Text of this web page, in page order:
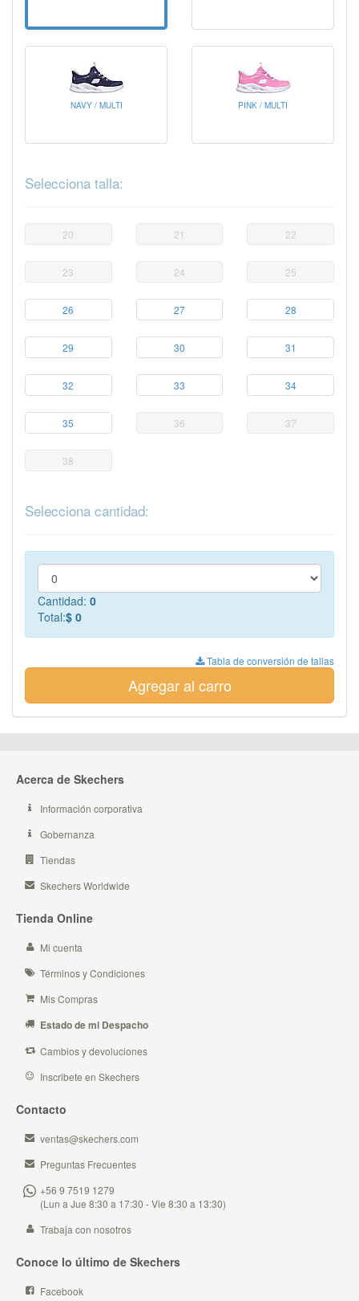
NAVY / MULTI PINK / MULTI
Selecciona talla:
20 21 22
23 24 25
26 27 28
29 30 31
32 33 34
35 36 37
38
Selecciona cantidad:
Cantidad: 0
Total:$ 0
Tabla de conversión de tallas
Agregar al carro
Acerca de Skechers
Información corporativa
Gobernanza
Tiendas
Skechers Worldwide
Tienda Online
Mi cuenta
Términos y Condiciones
Mis Compras
Estado de mi Despacho
Cambios y devoluciones
Inscribete en Skechers
Contacto
ventas@skechers.com
Preguntas Frecuentes
+56 9 7519 1279
(Lun a Jue 8:30 a 17:30 - Vie 8:30 a 13:30)
Trabaja con nosotros
Conoce lo último de Skechers
Facebook